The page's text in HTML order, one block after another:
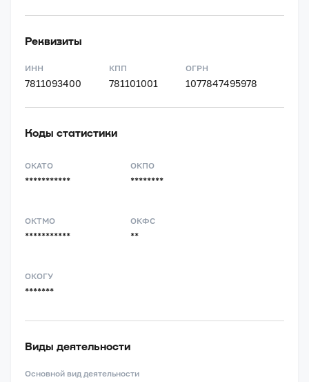
Реквизиты
ИНН
7811093400
КПП
781101001
ОГРН
1077847495978
Коды статистики
ОКАТО
***********
ОКПО
********
ОКТМО
***********
ОКФС
**
ОКОГУ
*******
Виды деятельности
Основной вид деятельности